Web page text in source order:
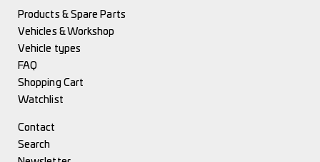
Products & Spare Parts
Vehicles & Workshop
Vehicle types
FAQ
Shopping Cart
Watchlist
Contact
Search